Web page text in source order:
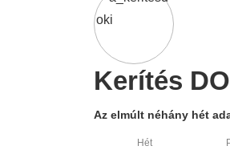
Kerítés
Az elmúlt néhány hét
Hét